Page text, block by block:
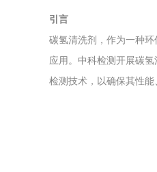
引言
碳氢清洗剂，作为一种
应用。中科检测开展碳
检测技术，以确保其性能